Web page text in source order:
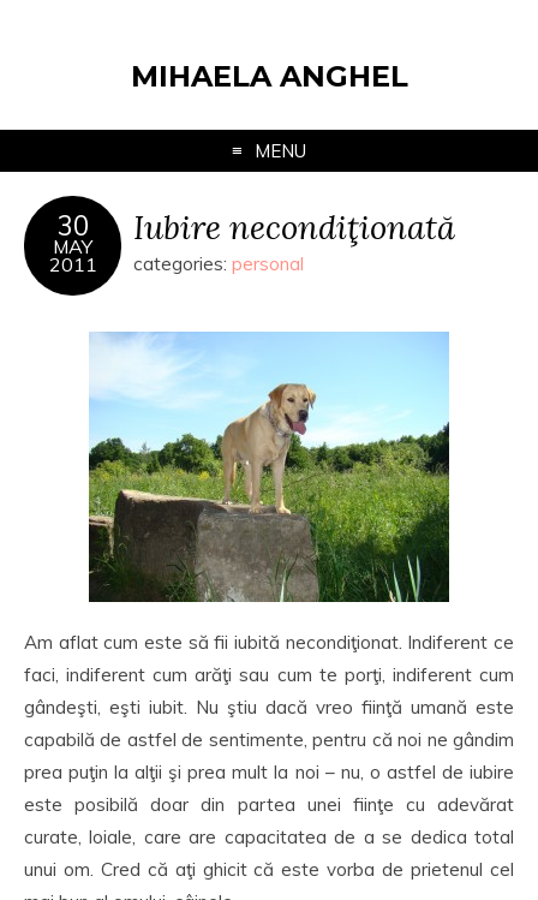
MIHAELA ANGHEL
MENU
30
MAY
2011
Iubire necondiţionată
categories: personal
Am aflat cum este să fii iubită necondiţionat. Indiferent ce
faci, indiferent cum arăţi sau cum te porţi, indiferent cum
gândeşti, eşti iubit. Nu ştiu dacă vreo fiinţă umană este
capabilă de astfel de sentimente, pentru că noi ne gândim
prea puţin la alţii şi prea mult la noi – nu, o astfel de iubire
este posibilă doar din partea unei fiinţe cu adevărat
curate, loiale, care are capacitatea de a se dedica total
unui om. Cred că aţi ghicit că este vorba de prietenul cel